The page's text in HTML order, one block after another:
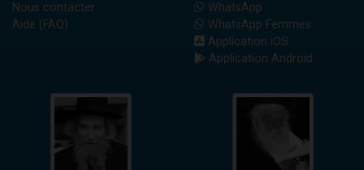
Nous contacter
Aide (FAQ)
WhatsApp
WhatsApp Femmes
Application iOS
Application Android